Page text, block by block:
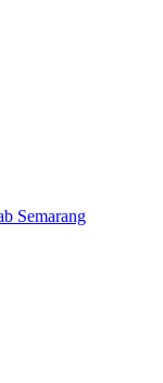
Semarang